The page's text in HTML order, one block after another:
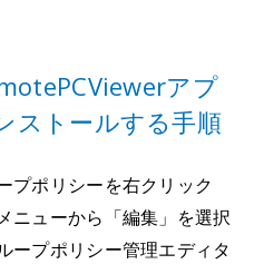
アプ
ストールする手順
プポリシーを右クリック
ニューから「編集」を選択
ープポリシー管理エディタ